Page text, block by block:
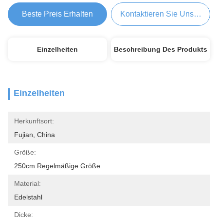
Beste Preis Erhalten Kontaktieren Sie Uns Jetzt
Einzelheiten Beschreibung Des Produkts
Einzelheiten
Herkunftsort:
Fujian, China
Größe:
250cm Regelmäßige Größe
Material:
Edelstahl
Dicke: